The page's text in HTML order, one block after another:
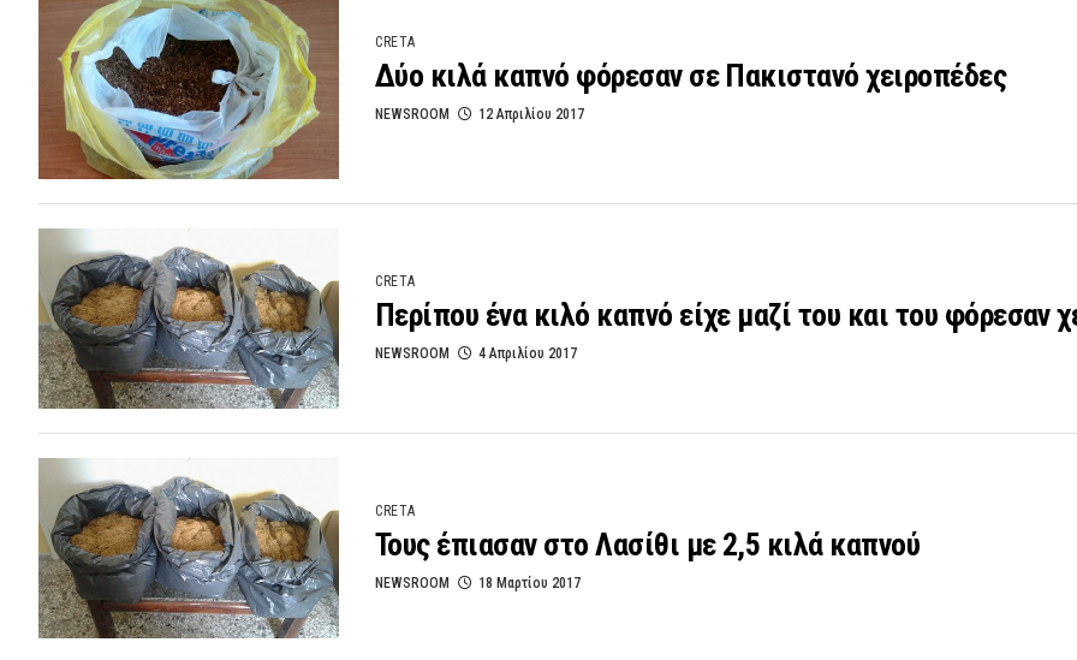
CRETA
Δύο κιλά καπνό φόρεσαν σε Πακιστανό χειροπέδες
NEWSROOM 12 Απριλίου 2017
CRETA
Περίπου ένα κιλό καπνό είχε μαζί του και του φόρεσαν
NEWSROOM 4 Απριλίου 2017
CRETA
Τους έπιασαν στο Λασίθι με 2,5 κιλά καπνού
NEWSROOM 18 Μαρτίου 2017